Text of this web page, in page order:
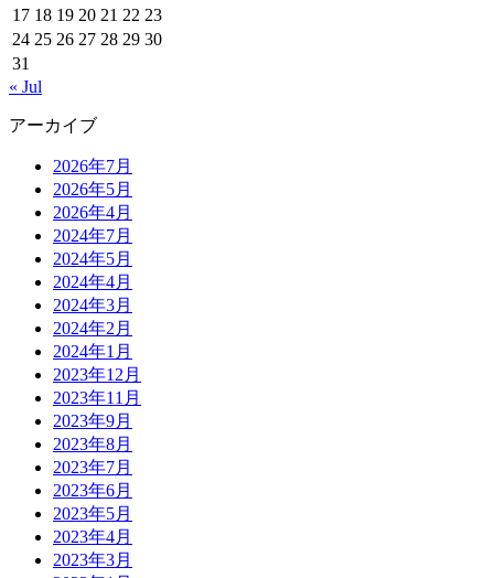
17 18 19 20 21 22 23
24 25 26 27 28 29 30
31
« Jul
アーカイブ
2026年7月
2026年5月
2026年4月
2024年7月
2024年5月
2024年4月
2024年3月
2024年2月
2024年1月
2023年12月
2023年11月
2023年9月
2023年8月
2023年7月
2023年6月
2023年5月
2023年4月
2023年3月